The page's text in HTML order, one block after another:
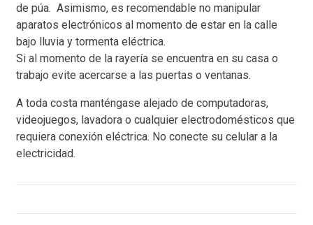
de púa. Asimismo, es recomendable no manipular
aparatos electrónicos al momento de estar en la calle
bajo lluvia y tormenta eléctrica.
Si al momento de la rayería se encuentra en su casa o
trabajo evite acercarse a las puertas o ventanas.
A toda costa manténgase alejado de computadoras,
videojuegos, lavadora o cualquier electrodomésticos que
requiera conexión eléctrica. No conecte su celular a la
electricidad.